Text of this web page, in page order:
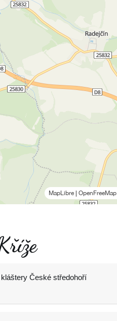
MapLibre OpenFreeMap
kláštery České středohoří